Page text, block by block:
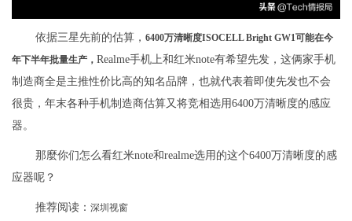
依据三星先前的估算， 6400万清晰度ISOCELL Bright GW1可能在今
年下半年批量生产， Realme手机上和红米note有希望先发，这俩家手机
制造商全是主推性价比高的知名品牌，也就代表着即使先发也不会
很贵，年末各种手机制造商估算又将竞相选用6400万清晰度的感应
器。
那麼你们怎么看红米note和realme选用的这个6400万清晰度的感
应器呢？
推荐阅读： 深圳视窗